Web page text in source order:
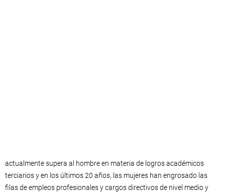
actualmente supera al hombre en materia de logros académicos
terciarios y en los últimos 20 años, las mujeres han engrosado las
filas de empleos profesionales y cargos directivos de nivel medio y